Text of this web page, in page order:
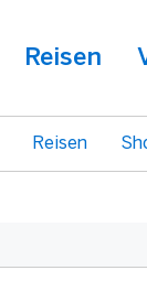
Reisen
Reisen